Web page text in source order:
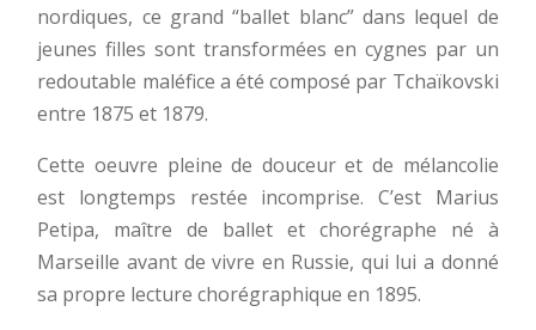
nordiques, ce grand “ballet blanc” dans lequel de
jeunes filles sont transformées en cygnes par un
redoutable maléfice a été composé par Tchaïkovski
entre 1875 et 1879.
Cette oeuvre pleine de douceur et de mélancolie
est longtemps restée incomprise. C’est Marius
Petipa, maître de ballet et chorégraphe né à
Marseille avant de vivre en Russie, qui lui a donné
sa propre lecture chorégraphique en 1895.